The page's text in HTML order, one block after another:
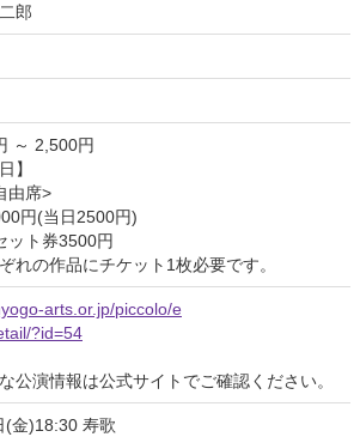
郎
～ 2,500円
】
由席>
円(当日2500円)
ット券3500円
れの作品にチケット1枚必要です。
arts.or.jp/piccolo/e
?id=54
公演情報は公式サイトでご確認ください。
(金)18:30 寿歌